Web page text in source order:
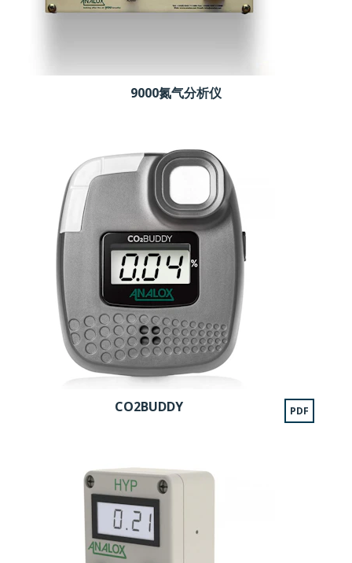
9000氮气分析仪
CO2BUDDY PDF